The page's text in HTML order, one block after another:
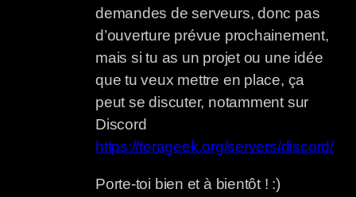
demandes de serveurs, donc pas
d’ouverture prévue prochainement,
mais si tu as un projet ou une idée
que tu veux mettre en place, ça
peut se discuter, notamment sur
Discord
https://terageek.org/servers/discord/
Porte-toi bien et à bientôt ! :)